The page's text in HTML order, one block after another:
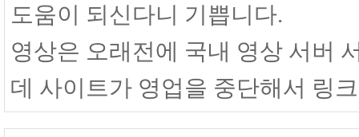
도움이 되신다니 기쁩니다.
영상은 오래전에 국내 영상 서버
데 사이트가 영업을 중단해서 링